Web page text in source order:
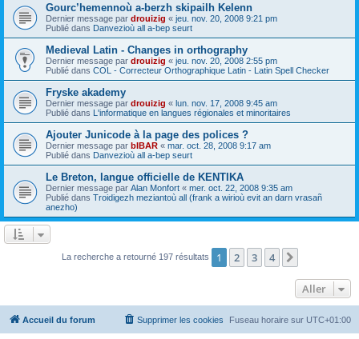
Gourc’hemennoù a-berzh skipailh Kelenn
Dernier message par drouizig « jeu. nov. 20, 2008 9:21 pm
Publié dans Danvezioù all a-bep seurt
Medieval Latin - Changes in orthography
Dernier message par drouizig « jeu. nov. 20, 2008 2:55 pm
Publié dans COL - Correcteur Orthographique Latin - Latin Spell Checker
Fryske akademy
Dernier message par drouizig « lun. nov. 17, 2008 9:45 am
Publié dans L'informatique en langues régionales et minoritaires
Ajouter Junicode à la page des polices ?
Dernier message par bIBAR « mar. oct. 28, 2008 9:17 am
Publié dans Danvezioù all a-bep seurt
Le Breton, langue officielle de KENTIKA
Dernier message par Alan Monfort « mer. oct. 22, 2008 9:35 am
Publié dans Troidigezh meziantoù all (frank a wirioù evit an darn vrasañ
anezho)
La recherche a retourné 197 résultats 1 2 3 4
Aller
Accueil du forum Fuseau horaire sur UTC+01:00
Supprimer les cookies